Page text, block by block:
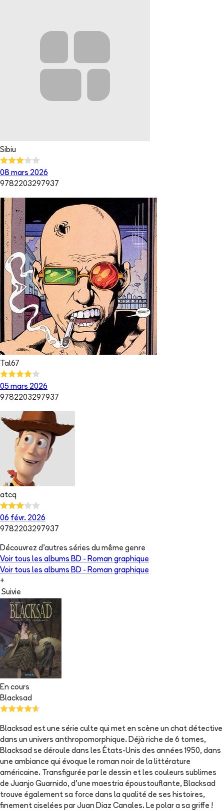
Sibiu
08 mars 2026
9782203297937
Tal67
05 mars 2026
9782203297937
atcq
06 févr. 2026
9782203297937
Découvrez d'autres séries du même genre
Voir tous les albums BD - Roman graphique
Voir tous les albums BD - Roman graphique
+
Suivie
En cours
Blacksad
Blacksad est une série culte qui met en scène un chat détective
dans un univers anthropomorphique. Déjà riche de 6 tomes,
Blacksad se déroule dans les États-Unis des années 1950, dans
une ambiance qui évoque le roman noir de la littérature
américaine. Transfigurée par le dessin et les couleurs sublimes
de Juanjo Guarnido, d'une maestria époustouflante, Blacksad
trouve également sa force dans la qualité de ses histoires,
finement ciselées par Juan Diaz Canales. Le polar a sa griffe !